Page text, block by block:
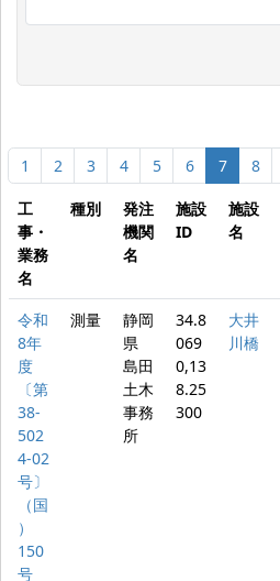
1 2 3 4 5 6 7 8
工
事・
業務
名
種別
発注
機関
名
施設
ID
施設
名
令和
8年
度
〔第
38-
502
4-02
号〕
（国
）
150
号
測量
静岡
県
島田
土木
事務
所
34.8
069
0,13
8.25
300
大井
川橋